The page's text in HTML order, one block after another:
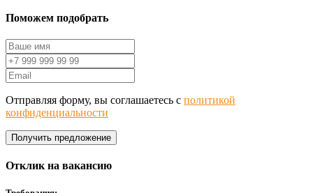
Поможем подобрать
Отправляя форму, вы соглашаетесь с политикой
конфиденциальности
Получить предложение
Отклик на вакансию